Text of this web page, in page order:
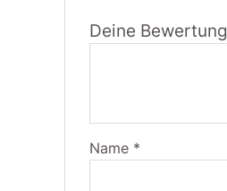
Deine Bewertung
Name *